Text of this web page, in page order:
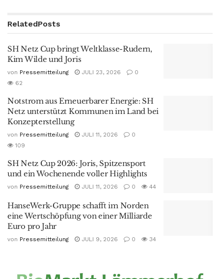
RelatedPosts
SH Netz Cup bringt Weltklasse-Rudern,
Kim Wilde und Joris
von Pressemitteilung JULI 23, 2026
0
62
Notstrom aus Erneuerbarer Energie: SH
Netz unterstützt Kommunen im Land bei
Konzepterstellung
von Pressemitteilung JULI 11, 2026
0
109
SH Netz Cup 2026: Joris, Spitzensport
und ein Wochenende voller Highlights
von Pressemitteilung JULI 11, 2026 0 44
HanseWerk-Gruppe schafft im Norden
eine Wertschöpfung von einer Milliarde
Euro pro Jahr
von Pressemitteilung JULI 9, 2026 0 34